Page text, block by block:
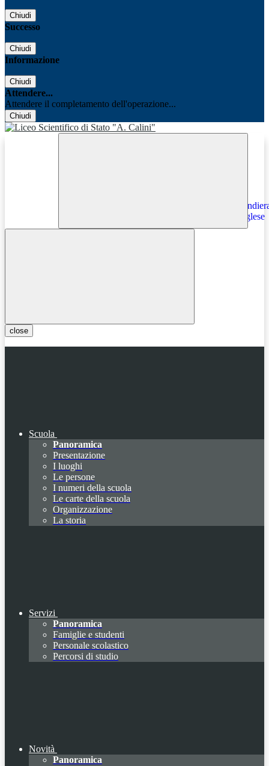
Chiudi
Successo
Chiudi
Informazione
Chiudi
Attendere...
Attendere il completamento dell'operazione...
Chiudi
close
Scuola
Panoramica
Presentazione
I luoghi
Le persone
I numeri della scuola
Le carte della scuola
Organizzazione
La storia
Servizi
Panoramica
Famiglie e studenti
Personale scolastico
Percorsi di studio
Novità
Panoramica